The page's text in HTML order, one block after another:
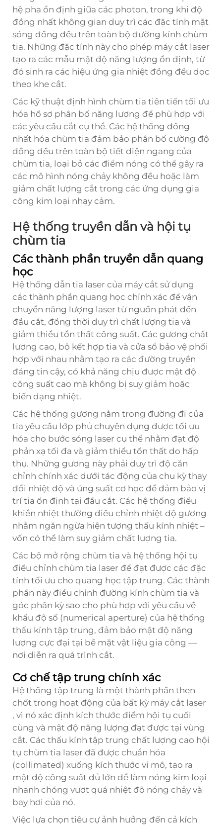
hệ pha ổn định giữa các photon, trong khi độ
đồng nhất không gian duy trì các đặc tính mặt
sóng đồng đều trên toàn bộ đường kính chùm
tia. Những đặc tính này cho phép máy cắt laser
tạo ra các mẫu mật độ năng lượng ổn định, từ
đó sinh ra các hiệu ứng gia nhiệt đồng đều dọc
theo khe cắt.
Các kỹ thuật định hình chùm tia tiên tiến tối ưu
hóa hồ sơ phân bố năng lượng để phù hợp với
các yêu cầu cắt cụ thể. Các hệ thống đồng
nhất hóa chùm tia đảm bảo phân bố cường độ
đồng đều trên toàn bộ tiết diện ngang của
chùm tia, loại bỏ các điểm nóng có thể gây ra
các mô hình nóng chảy không đều hoặc làm
giảm chất lượng cắt trong các ứng dụng gia
công kim loại nhạy cảm.
Hệ thống truyền dẫn và hội tụ
chùm tia
Các thành phần truyền dẫn quang
học
Hệ thống dẫn tia laser của máy cắt sử dụng
các thành phần quang học chính xác để vận
chuyển năng lượng laser từ nguồn phát đến
đầu cắt, đồng thời duy trì chất lượng tia và
giảm thiểu tổn thất công suất. Các gương chất
lượng cao, bộ kết hợp tia và cửa sổ bảo vệ phối
hợp với nhau nhằm tạo ra các đường truyền
đáng tin cậy, có khả năng chịu được mật độ
công suất cao mà không bị suy giảm hoặc
biến dạng nhiệt.
Các hệ thống gương nằm trong đường đi của
tia yêu cầu lớp phủ chuyên dụng được tối ưu
hóa cho bước sóng laser cụ thể nhằm đạt độ
phản xạ tối đa và giảm thiểu tổn thất do hấp
thụ. Những gương này phải duy trì độ căn
chỉnh chính xác dưới tác động của chu kỳ thay
đổi nhiệt độ và ứng suất cơ học để đảm bảo vị
trí tia ổn định tại đầu cắt. Các hệ thống điều
khiển nhiệt thường điều chỉnh nhiệt độ gương
nhằm ngăn ngừa hiện tượng thấu kính nhiệt –
vốn có thể làm suy giảm chất lượng tia.
Các bộ mở rộng chùm tia và hệ thống hội tụ
điều chỉnh chùm tia laser để đạt được các đặc
tính tối ưu cho quang học tập trung. Các thành
phần này điều chỉnh đường kính chùm tia và
góc phân kỳ sao cho phù hợp với yêu cầu về
khẩu độ số (numerical aperture) của hệ thống
thấu kính tập trung, đảm bảo mật độ năng
lượng cực đại tại bề mặt vật liệu gia công —
nơi diễn ra quá trình cắt.
Cơ chế tập trung chính xác
Hệ thống tập trung là một thành phần then
chốt trong hoạt động của bất kỳ máy cắt laser
, vì nó xác định kích thước điểm hội tụ cuối
cùng và mật độ năng lượng đạt được tại vùng
cắt. Các thấu kính tập trung chất lượng cao hội
tụ chùm tia laser đã được chuẩn hóa
(collimated) xuống kích thước vi mô, tạo ra
mật độ công suất đủ lớn để làm nóng kim loại
nhanh chóng vượt quá nhiệt độ nóng chảy và
bay hơi của nó.
Việc lựa chọn tiêu cự ảnh hưởng đến cả kích